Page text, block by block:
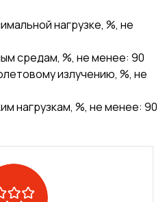
нагрузке, %, не
средам, %, не менее: 90
излучению, %, не
нагрузкам, %, не менее: 90